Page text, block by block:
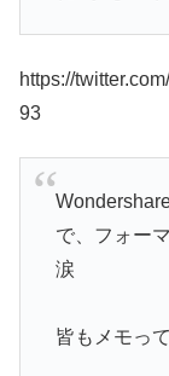
https://
93
で、フォー
涙
皆もメモっ